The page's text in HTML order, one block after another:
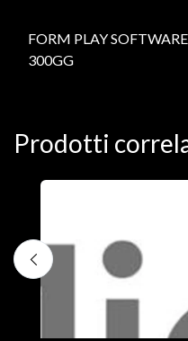
FORM PLAY
300GG
Prodotti